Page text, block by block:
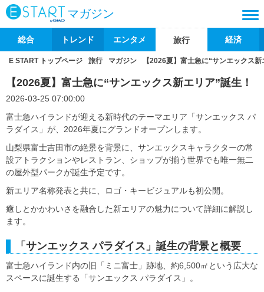
マガジン
総合 トレンド エンタメ 旅行 経済
E START トップページ 旅行 マガジン 【2026夏】富士急に“サンエックス
【2026夏】富士急に“サンエックス新エリア”誕生！
2026-03-25 07:00:00
富士急ハイランドが迎える新時代のテーマエリア「サンエックス パ
ラダイス」が、2026年夏にグランドオープンします。
山梨県富士吉田市の絶景を背景に、サンエックスキャラクターの常
設アトラクションやレストラン、ショップが揃う世界でも唯一無二
の屋外型パークが誕生予定です。
新エリア名称発表と共に、ロゴ・キービジュアルも初公開。
癒しとかかわいさを融合した新エリアの魅力について詳細に解説し
ます。
「サンエックス パラダイス」誕生の背景と概要
富士急ハイランド内の旧「ミニ富士」跡地、約6,500㎡という広大な
スペースに誕生する「サンエックス パラダイス」。